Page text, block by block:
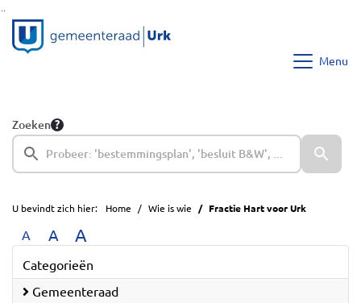
Ga naar de inhoud van deze pagina
Ga naar het zoeken
Ga naar het menu
Menu
Zoeken
U bevindt zich hier: Home Wie is wie Fractie Hart voor Urk
A A A
Categorieën
Gemeenteraad